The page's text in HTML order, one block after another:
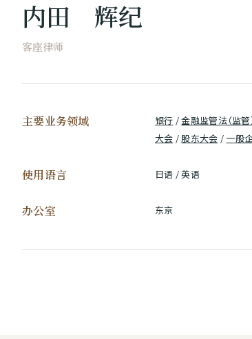
内田 辉纪
客座律师
主要业务领域 银行 /金融监管法（监管
大会 /股东大会 / 一般
使用语言 日语 / 英语
办公室 东京